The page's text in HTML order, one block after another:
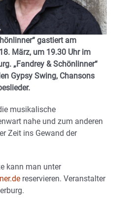
gastiert am
März, um 19.30 Uhr im
„Fandrey & Schönlinner“
Gypsy Swing, Chansons
musikalische
nahe und zum anderen
Zeit ins Gewand der
kann man unter
reservieren. Veranstalter